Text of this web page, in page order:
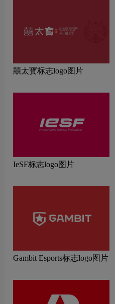
囍太寳标志logo图片
IeSF标志logo图片
Gambit Esports标志logo图片